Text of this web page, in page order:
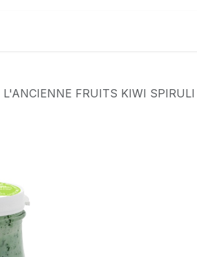
FRUITS KIWI SPIRULI